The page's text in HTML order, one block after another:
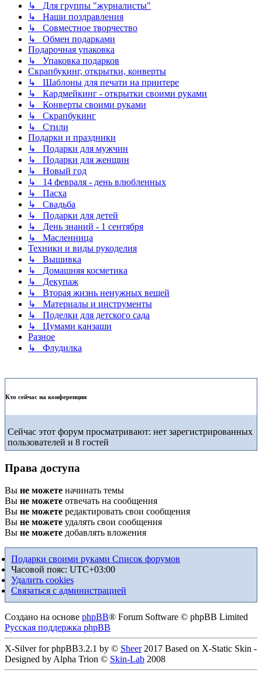
↳ Для группы "журналисты"
↳ Наши поздравления
↳ Совместное творчество
↳ Обмен подарками
Подарочная упаковка
↳ Упаковка подарков
Скрапбукинг, открытки, конверты
↳ Шаблоны для печати на принтере
↳ Кардмейкинг - открытки своими руками
↳ Конверты своими руками
↳ Скрапбукинг
↳ Стили
Подарки и праздники
↳ Подарки для мужчин
↳ Подарки для женщин
↳ Новый год
↳ 14 февраля - день влюбленных
↳ Пасха
↳ Свадьба
↳ Подарки для детей
↳ День знаний - 1 сентября
↳ Масленница
Техники и виды рукоделия
↳ Вышивка
↳ Домашняя косметика
↳ Декупаж
↳ Вторая жизнь ненужных вещей
↳ Материалы и инструменты
↳ Поделки для детского сада
↳ Цумами канзаши
Разное
↳ Флудилка
Кто сейчас на конференции
Сейчас этот форум просматривают: нет зарегистрированных
пользователей и 8 гостей
Права доступа
Вы не можете начинать темы
Вы не можете отвечать на сообщения
Вы не можете редактировать свои сообщения
Вы не можете удалять свои сообщения
Вы не можете добавлять вложения
Подарки своими руками Список форумов
Часовой пояс: UTC+03:00
Удалить cookies
Связаться с администрацией
Создано на основе phpBB® Forum Software © phpBB Limited
Русская поддержка phpBB
X-Silver for phpBB3.2.1 by © Sheer2017 Based on X-Static Skin -
Designed by Alpha Trion © Skin-Lab 2008